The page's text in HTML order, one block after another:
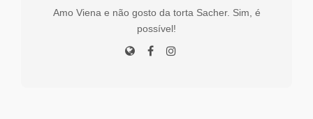
Amo Viena e não gosto da torta Sacher. Sim, é
possível!